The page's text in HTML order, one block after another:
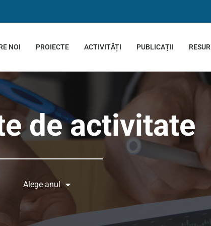
NOI PROIECTE ACTIVITĂȚI PUBLICAȚII
de activitate
Alege anul